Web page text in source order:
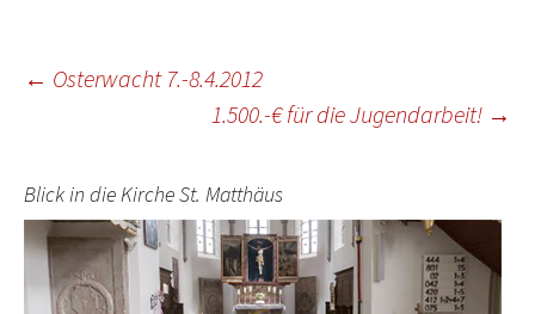
Beitragsnavigation
← Osterwacht 7.-8.4.2012
1.500.-€ für die Jugendarbeit! →
Blick in die Kirche St. Matthäus